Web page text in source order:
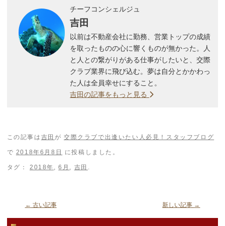
チーフコンシェルジュ
吉田
以前は不動産会社に勤務、営業トップの成績
を取ったものの心に響くものが無かった。人
と人との繋がりがある仕事がしたいと、交際
クラブ業界に飛び込む。夢は自分とかかわっ
た人は全員幸せにすること。
吉田の記事をもっと見る
この記事は 吉田 が 交際クラブで出逢いたい人必見！スタッフブログ
で 2018年6月8日 に投稿しました。
タグ： 2018年 ,6月 , 吉田 .
← 古い記事 新しい記事 →